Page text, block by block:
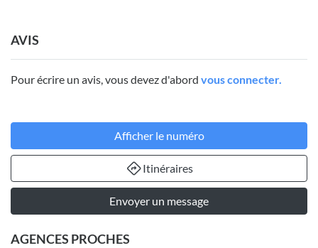
AVIS
Pour écrire un avis, vous devez d'abord vous connecter.
Afficher le numéro
Itinéraires
Envoyer un message
AGENCES PROCHES